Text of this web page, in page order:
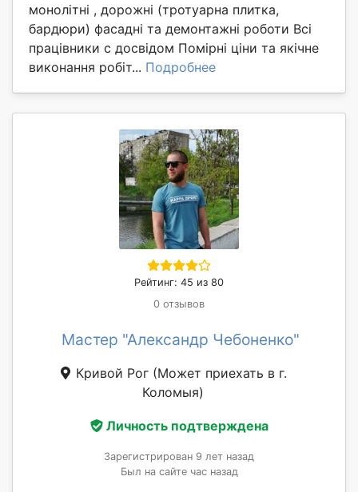
монолітні , дорожні (тротуарна плитка,
бардюри) фасадні та демонтажні роботи Всі
працівники с досвідом Помірні ціни та якічне
виконання робіт... Подробнее
Рейтинг: 45 из 80
0 отзывов
Мастер "Александр Чебоненко"
Кривой Рог (Может приехать в г.
Коломыя)
Личность подтверждена
Зарегистрирован 9 лет назад
Был на сайте час назад